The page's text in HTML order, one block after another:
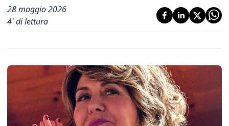
28 maggio 2026
4' di lettura